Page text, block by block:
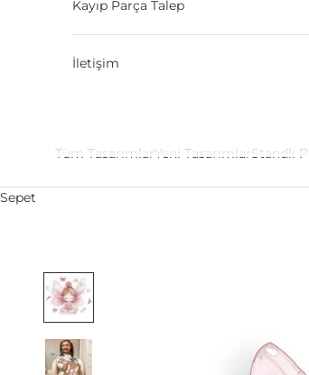
Tüm TasarımlarYeni TasarımlarStandlı
Kayıp Parça Talep
İletişim
Sepet